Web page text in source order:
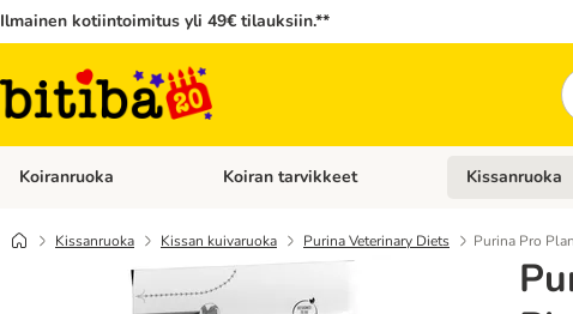
Ilmainen kotiintoimitus yli 49€ tilauksiin.**
Koiranruoka Avaa kategoriavalikko: Koiranruoka
Koiran tarvikkeet Avaa
Kissanruoka
Kissanruoka Kissan kuivaruoka Purina Veterinary Diets Purina Pro